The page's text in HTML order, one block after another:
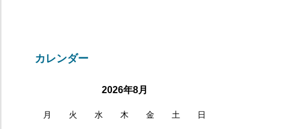
カレンダー
2026年8月
月 火 水 木 金 土 日